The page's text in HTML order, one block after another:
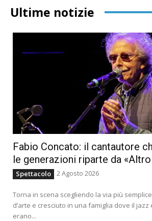
Ultime notizie
Fabio Concato: il cantautore
le generazioni riparte da
Spettacolo 2 Agosto 2026
Torna in scena scegliendo la via più
d’arte e cresciuto in una famiglia dove il jazz
erano...